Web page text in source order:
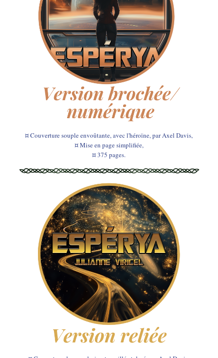
¤ Couverture souple envoûtante, avec l'héroïne, par Axel Davis,
¤ Mise en page simplifiée,
¤ 375 pages.